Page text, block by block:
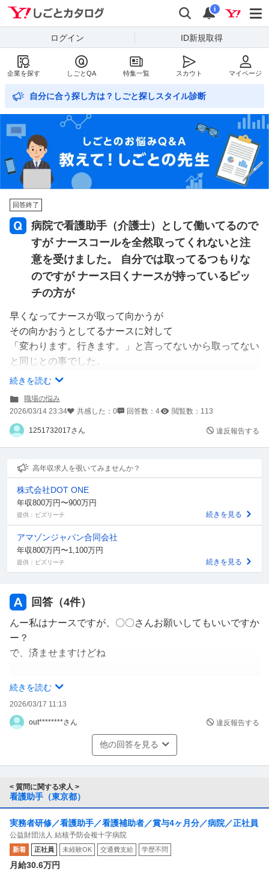
Yahoo!しごとカタログ
検索
通知
i
ログイン ID新規取得
企業を探す しごとQA 特集一覧 スカウト マイページ
自分に合う探し方は？しごと探しスタイル診断
回答終了
病院で看護助手（介護士）として働いてるので
すが ナースコールを全然取ってくれないと注
意を受けました。 自分では取ってるつもりな
のですが ナース曰くナースが持っているピッ
チの方が
早くなってナースが取って向かうが
その向かおうとしてるナースに対して
「変わります。行きます。」と言ってないから取ってない
と同じとの事でした。
同じ職場の人や上司になると
緊張して自分からなかなか声をかけれません。
どうすれば率先して声をかけられるようになるでしょう
か。
以前はグループホームにいて介護士主体で動けてたからや
っていけたのですが転勤で病院になってからは
声をかけないといけないのが増えて余計にひどくなってし
まってる気がします。
くだらない悩みですがどうすれば良いでしょうか
続きを読む
職場の悩み
2026/03/14 23:34
共感した： 0 回答数： 4 閲覧数： 113
1251732017さん 違反報告する
高年収求人を覗いてみませんか？
株式会社DOT ONE
年収800万円〜900万円
提供：ビズリーチ 続きを見る
アマゾンジャパン合同会社
年収800万円〜1,100万円
提供：ビズリーチ 続きを見る
回答（4件）
んー私はナースですが、〇〇さんお願いしてもいいですか
ー？
で、済ませますけどね
特にピッチが先にナースになるならなおさら辛い状況です
でも向かう姿勢はみせれば大丈夫ですよ。
イヤホンして寝ちゃう看護助手さんには呆れた事はありま
続きを読む
2026/03/17 11:13
out********さん 違反報告する
他の回答を見る
< 質問に関する求人 >
看護助手（東京都）
実務者研修／看護助手／看護補助者／賞与4ヶ月分／病院／正社員
公益財団法人 結核予防会複十字病院
新着 正社員 未経験OK 交通費支給 学歴不問
月給30.6万円